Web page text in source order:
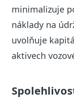
minimalizuje
náklady na
uvolňuje
aktivech